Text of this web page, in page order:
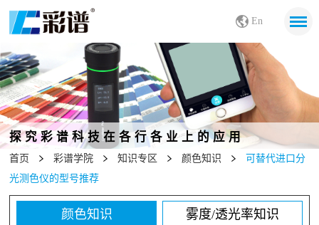
En
探究彩谱科技在各行各业上的应用
首页 彩谱学院 知识专区 颜色知识
可替代进口分
光测色仪的型号推荐
颜色知识 雾度/透光率知识